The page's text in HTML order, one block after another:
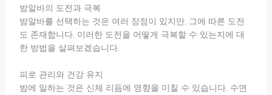
밤알바의 도전과 극복
밤알바를 선택하는 것은 여러 장점이 있지만, 그에 따른 도전
도 존재합니다. 이러한 도전을 어떻게 극복할 수 있는지에 대
한 방법을 살펴보겠습니다.
피로 관리와 건강 유지
밤에 일하는 것은 신체 리듬에 영향을 미칠 수 있습니다. 수면